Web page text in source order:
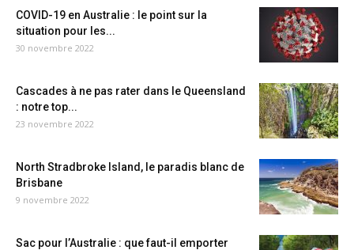
COVID-19 en Australie : le point sur la
situation pour les...
30 novembre 2022
Cascades à ne pas rater dans le Queensland
: notre top...
23 novembre 2022
North Stradbroke Island, le paradis blanc de
Brisbane
9 novembre 2022
Sac pour l’Australie : que faut-il emporter